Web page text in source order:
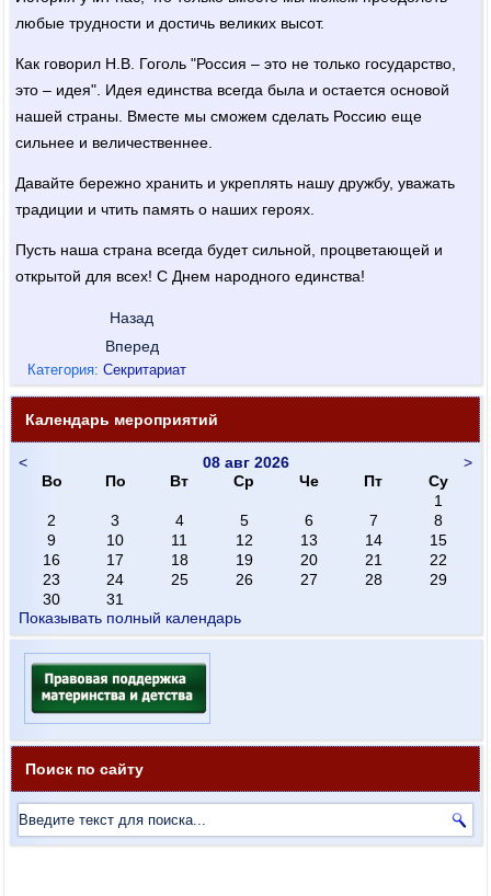
любые трудности и достичь великих высот.
Как говорил Н.В. Гоголь "Россия – это не только государство,
это – идея". Идея единства всегда была и остается основой
нашей страны. Вместе мы сможем сделать Россию еще
сильнее и величественнее.
Давайте бережно хранить и укреплять нашу дружбу, уважать
традиции и чтить память о наших героях.
Пусть наша страна всегда будет сильной, процветающей и
открытой для всех! С Днем народного единства!
Назад
Вперед
Категория:Секритариат
Календарь мероприятий
< >
08 авг 2026
Во
По Вт Ср Че Пт
Су
1
2
3 4 5 6 7
8
9
10 11 12 13 14
15
16
17 18 19 20 21
22
23
24 25 26 27 28
29
30
31
Показывать полный календарь
Поиск по сайту